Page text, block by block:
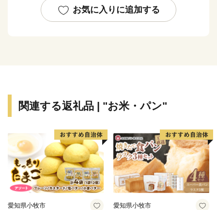
「ホタテ」など、農業及び水産業が盛んであります。加
えて現在では、地場産品を生かした６次産業や観光事業
す。未来ある豊浦町の取り組みにご賛同いただき、皆様
お気に入りに追加する
関連する返礼品 | "お米・パン"
愛知県小牧市 愛知県小牧市